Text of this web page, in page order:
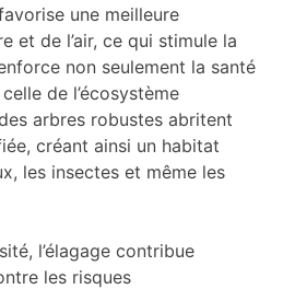
une meilleure
et de l’air, ce qui stimule la
non seulement la santé
de l’écosystème
arbres robustes abritent
créant ainsi un habitat
les insectes et même les
l’élagage contribue
les risques